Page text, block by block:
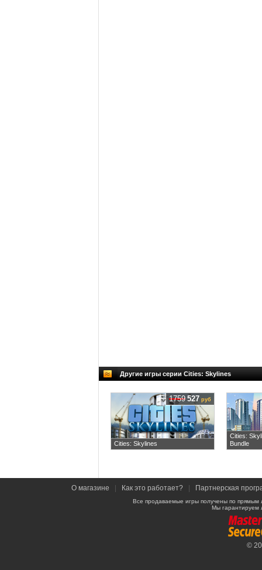
Другие игры серии Cities: Skylines
Cities: Skylines
1759 527 руб
Cities:
Bundle
О магазине Как это работает? Партнерская
Все продаваемые игры получены по
Мы гарантируем
©